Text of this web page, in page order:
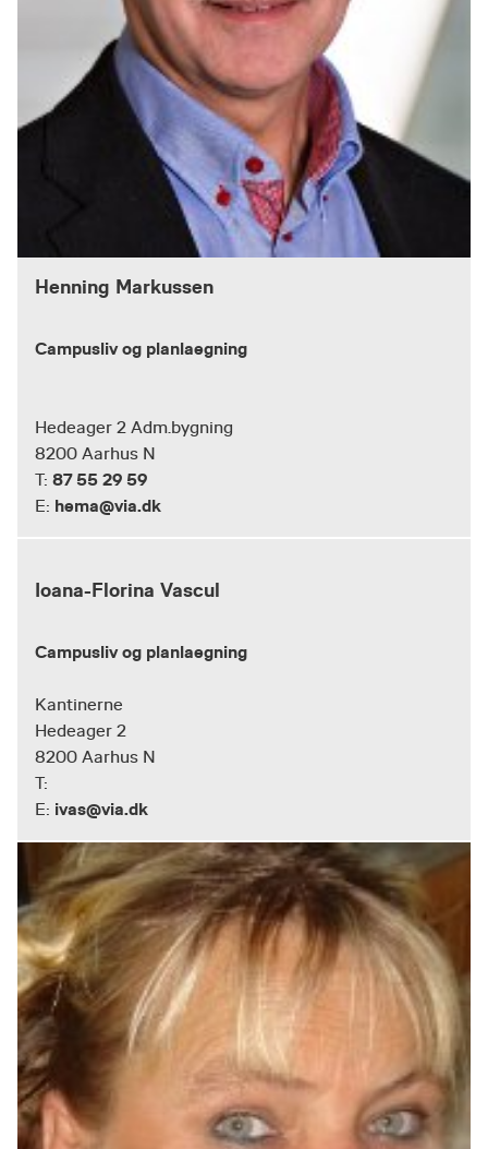
Henning Markussen
Campusliv og planlaegning
Hedeager 2 Adm.bygning
8200 Aarhus N
T: 87 55 29 59
E: hema@via.dk
Ioana-Florina Vascul
Campusliv og planlaegning
Kantinerne
Hedeager 2
8200 Aarhus N
T:
E: ivas@via.dk